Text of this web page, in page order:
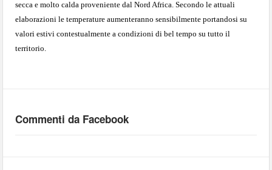
secca e molto calda proveniente dal Nord Africa. Secondo le attuali
elaborazioni le temperature aumenteranno sensibilmente portandosi su
valori estivi contestualmente a condizioni di bel tempo su tutto il
territorio.
Commenti da Facebook